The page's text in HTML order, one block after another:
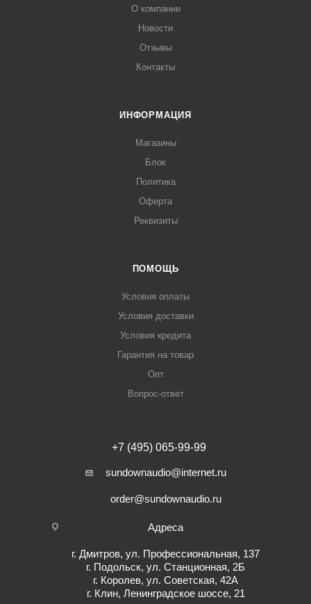
О компании
Новости
Отзывы
Контакты
ИНФОРМАЦИЯ
Магазины
Блок
Политика
Оферта
Реквизиты
ПОМОЩЬ
Условия оплаты
Условия доставки
Условия кредита
Гарантия на товар
Опт
Вопрос-ответ
+7 (495) 065-99-99
sundownaudio@internet.ru
order@sundownaudio.ru
Адреса
г. Дмитров, ул. Профессиональная, 137
г. Подольск, ул. Станционная, 2Б
г. Королев, ул. Советская, 42А
г. Клин, Ленинградское шоссе, 21